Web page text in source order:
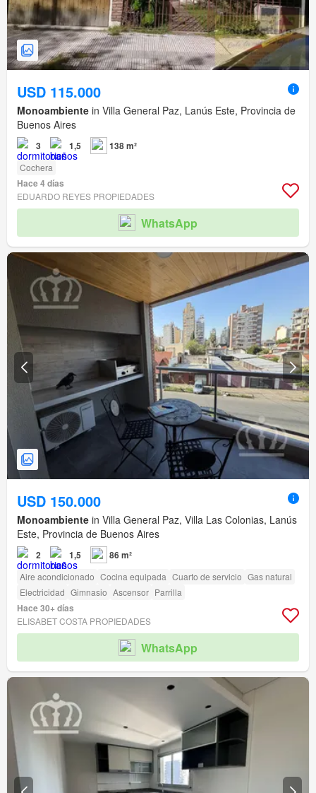
USD 115.000
Monoambiente in Villa General Paz, Lanús Este, Provincia de
Buenos Aires
3 1,5 138 m²
Cochera
Hace 4 días
EDUARDO REYES PROPIEDADES
WhatsApp
USD 150.000
Monoambiente in Villa General Paz, Villa Las Colonias, Lanús
Este, Provincia de Buenos Aires
2 1,5 86 m²
Aire acondicionado Cocina equipada Cuarto de servicio Gas natural
Electricidad Gimnasio Ascensor Parrilla
Hace 30+ días
ELISABET COSTA PROPIEDADES
WhatsApp